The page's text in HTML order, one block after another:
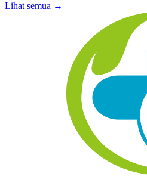
Lihat semua →